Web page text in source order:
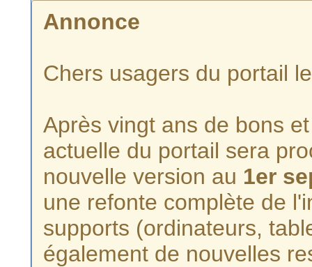
Annonce
Chers usagers du portail
Après vingt ans de bons
actuelle du portail sera
nouvelle version au 1er
une refonte complète de
supports (ordinateurs,
également de nouvelles